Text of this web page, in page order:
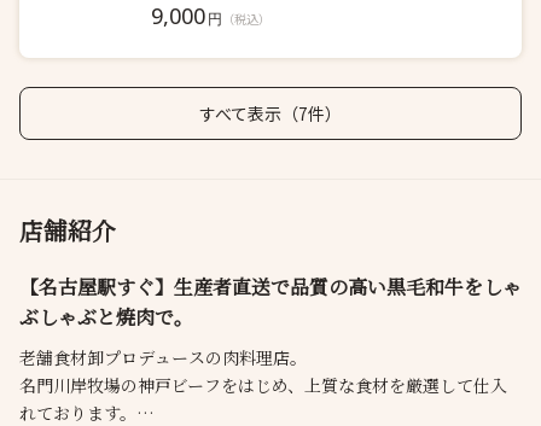
9,000円 （税込）
すべて表示（7件）
店舗紹介
【名古屋駅すぐ】生産者直送で品質の高い黒毛和牛をしゃ
ぶしゃぶと焼肉で。
老舗食材卸プロデュースの肉料理店。
名門川岸牧場の神戸ビーフをはじめ、上質な食材を厳選して仕入
れております。